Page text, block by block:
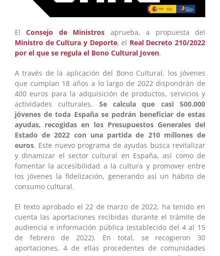
ElConsejo de Ministros aprueba, a propuesta del
Ministro de Cultura y Deporte, el Real Decreto 210/2022
por el que se regula el Bono Cultural Joven.
A través de la aplicación del Bono Cultural, los jóvenes
que cumplan 18 años a lo largo de 2022 dispondrán de
400 euros para la adquisición de productos, servicios y
actividades culturales. Se calcula que casi 500.000
jóvenes de toda España se podrán beneficiar de estas
ayudas, recogidas en los Presupuestos Generales del
Estado de 2022 con una partida de 210 millones de
euros. Este nuevo programa de ayudas busca revitalizar
y dinamizar el sector cultural en España, así como de
fomentar la accesibilidad a la cultura y promover entre
los jóvenes la fidelización, generando así un hábito de
consumo cultural.
El texto aprobado el 22 de marzo de 2022, ha tenido en
cuenta las aportaciones recibidas durante el trámite de
audiencia e información pública (establecido del 4 al 15
de febrero de 2022). En total, se recogieron 30
aportaciones, 4 de ellas procedentes de comunidades